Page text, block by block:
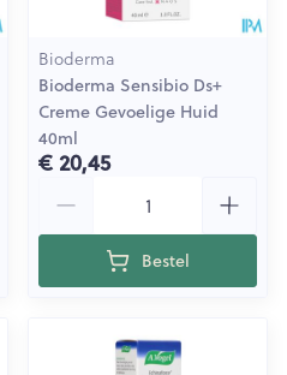
Bioderma
Bioderma Sensibio Ds+
Creme Gevoelige Huid
40ml
€ 20,45
Bestel